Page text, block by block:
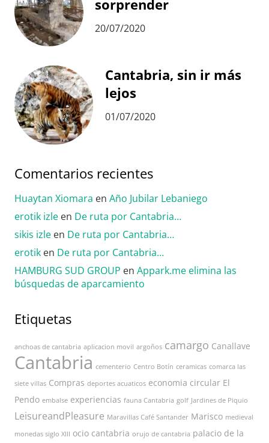
sorprender
20/07/2020
Cantabria, sin ir más
lejos
01/07/2020
Comentarios recientes
Huaytan Xiomara en Año Jubilar Lebaniego
erotik izle en De ruta por Cantabria…
sikis izle en De ruta por Cantabria…
erotik en De ruta por Cantabria…
HAMBURG SUD GROUP en Appark.me elimina las
búsquedas de aparcamiento
Etiquetas
anchoas de cantabria aplicacion movil argoños camargo Canallave
Cantabria cementerio Centro Botín ceramicas comarca las
siete villas Compras deportes acuaticos economia circular El
Pendo embalse experiencias fauna Cantabria golf Jardines de Piquio
LeisureandPleasure Maravillas Café Santander Marisco medieval
monedas siglo XIII ocio cantabria orujo de cantabria palacio de la